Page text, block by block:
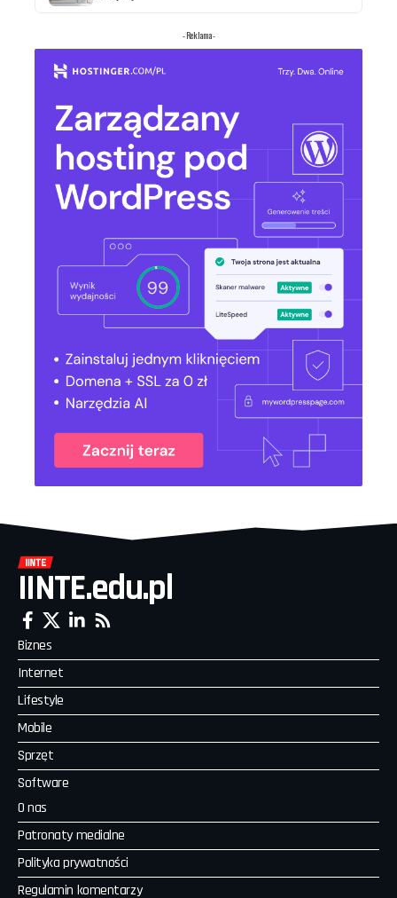
- Reklama -
IINTE.edu.pl
Biznes
Internet
Lifestyle
Mobile
Sprzęt
Software
O nas
Patronaty medialne
Polityka prywatności
Regulamin komentarzy